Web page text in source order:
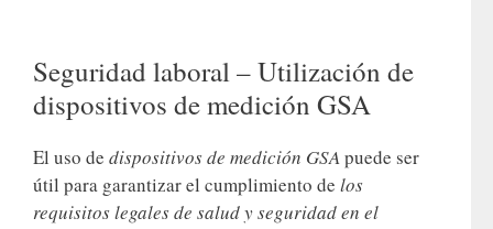
Seguridad laboral – Utilización de
dispositivos de medición GSA
El uso de dispositivos de medición GSApuede ser
útil para garantizar el cumplimiento de los
requisitos legales de salud y seguridad en el